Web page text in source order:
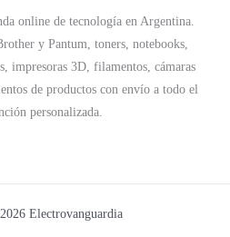
online de tecnología en Argentina.
y Pantum, toners, notebooks,
impresoras 3D, filamentos, cámaras
de productos con envío a todo el
personalizada.
Electrovanguardia